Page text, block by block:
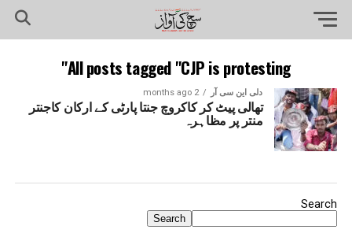
All posts tagged "CJP is protesting"
دلی این سی آر 2 months ago
تھالی پیٹ کر کاکروچ جنتا پارٹی کے ارکان کاجنتر
منتر پر مظاہرہ
Search
Search